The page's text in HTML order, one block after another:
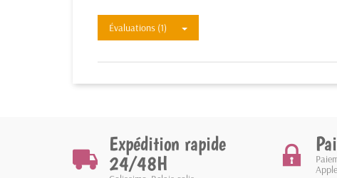
Évaluations (1)
Expédition rapide
24/48H